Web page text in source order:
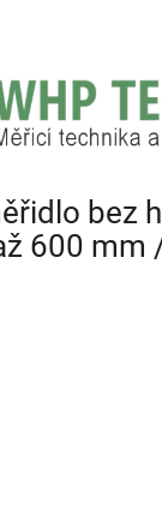
bez
600 mm